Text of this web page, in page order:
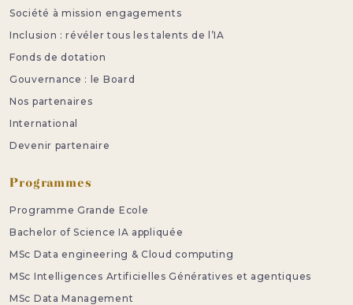
Société à mission engagements
Inclusion : révéler tous les talents de l’IA
Fonds de dotation
Gouvernance : le Board
Nos partenaires
International
Devenir partenaire
Programmes
Programme Grande Ecole
Bachelor of Science IA appliquée
MSc Data engineering & Cloud computing
MSc Intelligences Artificielles Génératives et agentiques
MSc Data Management